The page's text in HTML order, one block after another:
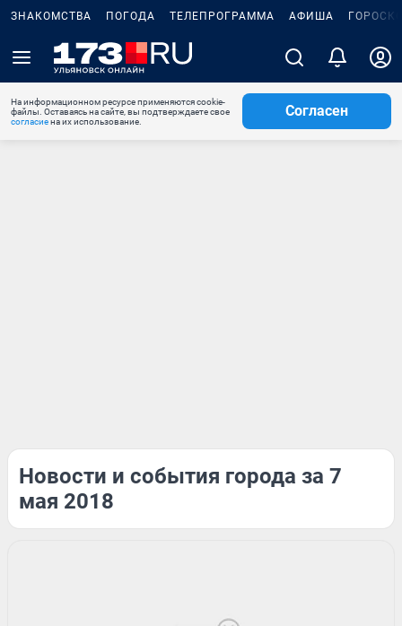
ЗНАКОМСТВА ПОГОДА ТЕЛЕПРОГРАММА АФИША
На информационном ресурсе применяются cookie-
файлы. Оставаясь на сайте, вы подтверждаете свое
согласиена их использование.
Согласен
Новости и события города за 7
мая 2018